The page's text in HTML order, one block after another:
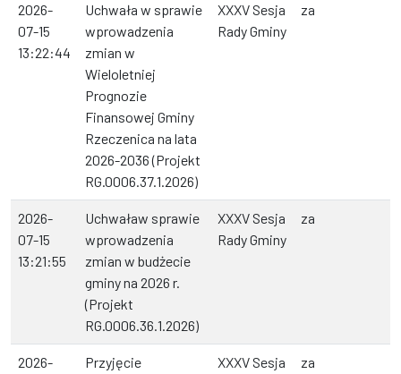
2026-
07-15
13:22:44
Uchwała w sprawie
wprowadzenia
zmian w
Wieloletniej
Prognozie
Finansowej Gminy
Rzeczenica na lata
2026-2036 (Projekt
RG.0006.37.1.2026)
XXXV Sesja
Rady Gminy
za
2026-
07-15
13:21:55
Uchwaław sprawie
wprowadzenia
zmian w budżecie
gminy na 2026 r.
(Projekt
RG.0006.36.1.2026)
XXXV Sesja
Rady Gminy
za
2026-
Przyjęcie
XXXV Sesja
za